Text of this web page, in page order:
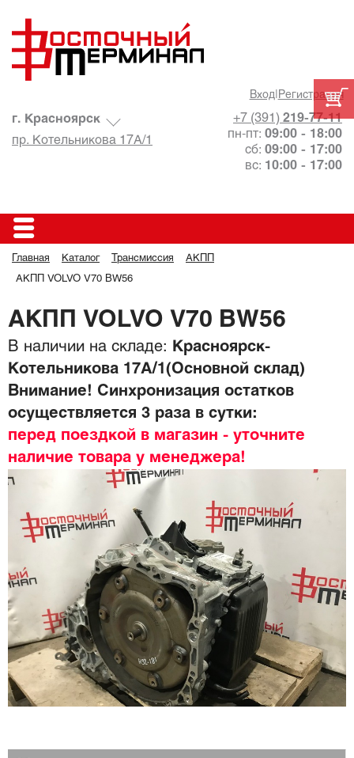
Вход| Регистрация
+7 (391) 219-77-11
пн-пт: 09:00 - 18:00
сб: 09:00 - 17:00
вс: 10:00 - 17:00
г. Красноярск
пр. Котельникова 17А/1
Главная Каталог Трансмиссия АКПП
АКПП VOLVO V70 BW56
АКПП VOLVO V70 BW56
В наличии на складе:
Красноярск-
Котельникова 17А/1(Основной склад)
Внимание! Синхронизация остатков
осуществляется 3 раза в сутки:
перед поездкой в магазин - уточните
наличие товара у менеджера!